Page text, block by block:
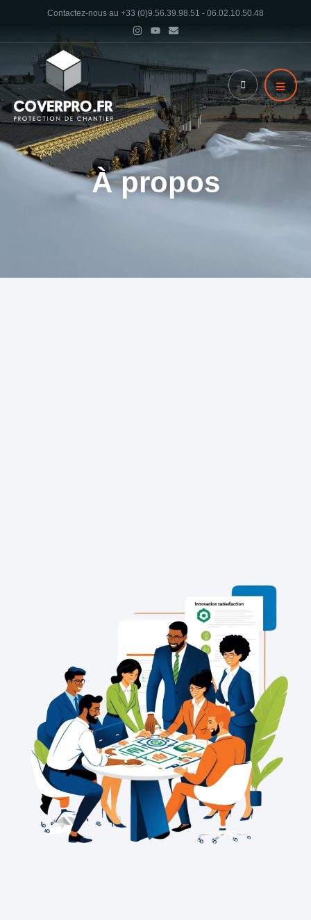
Contactez-nous au +33 (0)9.56.39.98.51 - 06.02.10.50.48
À propos